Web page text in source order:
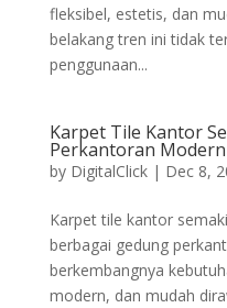
fleksibel, estetis, dan
belakang tren ini tidak
penggunaan...
Karpet Tile Kantor
Perkantoran Modern
by DigitalClick| Dec 8,
Karpet tile kantor
berbagai gedung
berkembangnya
modern, dan mudah